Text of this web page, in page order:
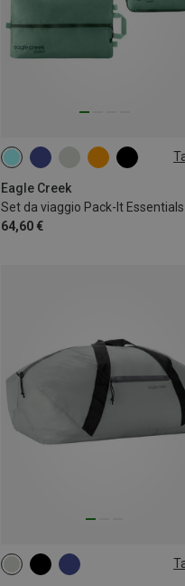
Eagle Creek
Set da viaggio Pack-It Essentials
64,60 €
ONE SIZE
38L